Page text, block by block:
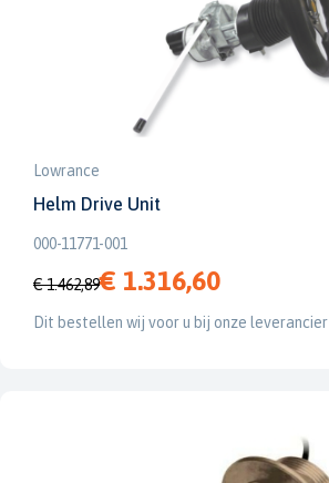
Lowrance
Helm Drive Unit
000-11771-001
€ 1.462,89€ 1.316,60
Dit bestellen wij voor u bij onze leverancier